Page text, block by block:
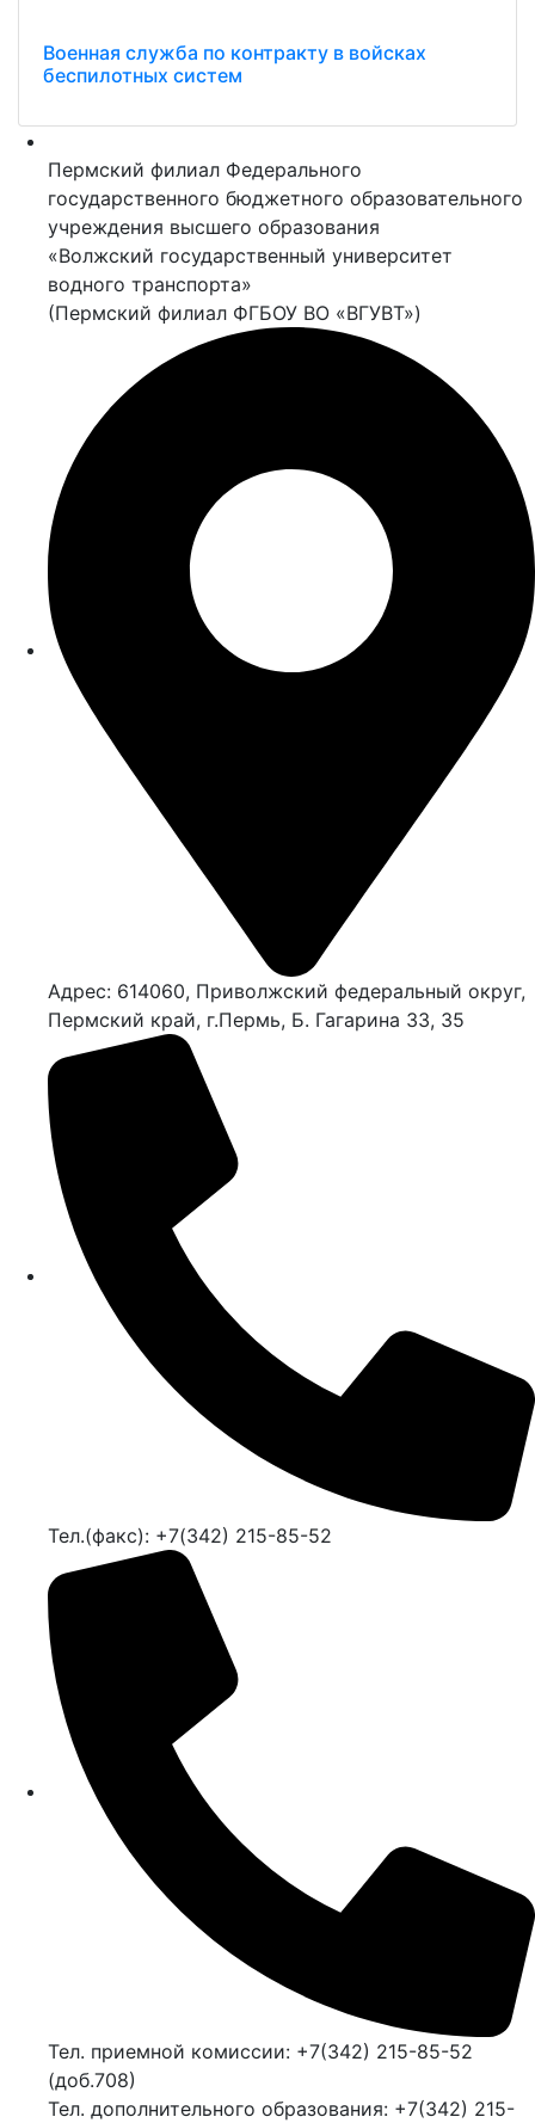
Военная служба по контракту в войсках
беспилотных систем
Пермский филиал Федерального
государственного бюджетного образовательного
учреждения высшего образования
«Волжский государственный университет
водного транспорта»
(Пермский филиал ФГБОУ ВО «ВГУВТ»)
Адрес: 614060, Приволжский федеральный округ,
Пермский край, г.Пермь, Б. Гагарина 33, 35
Тел.(факс): +7(342) 215-85-52
Тел. приемной комиссии: +7(342) 215-85-52
(доб.708)
Тел. дополнительного образования: +7(342) 215-